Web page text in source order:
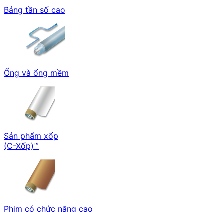
Bảng tần số cao
Ống và ống mềm
Sản phẩm xốp
(C-Xốp)™
Phim có chức năng cao